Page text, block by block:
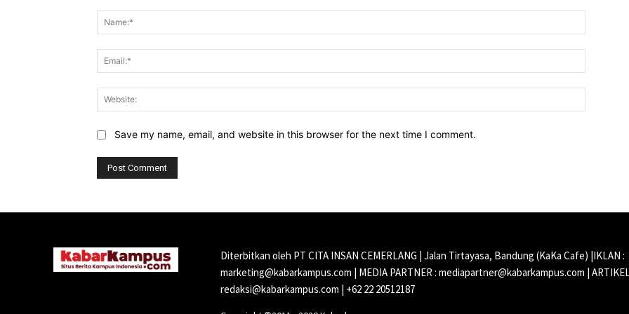
Save my name, email, and website in this browser for the next time I comment.
Diterbitkan oleh PT CITA INSAN CEMERLANG | Jalan Tirtayasa, Bandung (KaKa Cafe) |IKLAN :
marketing@kabarkampus.com | MEDIA PARTNER : mediapartner@kabarkampus.com |
redaksi@kabarkampus.com | +62 22 20512187